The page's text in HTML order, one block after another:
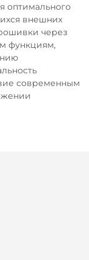
оптимального
внешних
через
функциям,
современным